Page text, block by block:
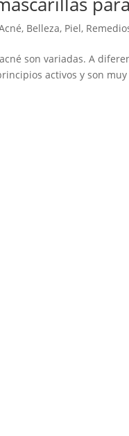
, Belleza, Piel,
son variadas. A
activos y son